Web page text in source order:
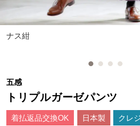
ナス紺
五感
トリプルガーゼパンツ
着払返品交換OK 日本製 クレ